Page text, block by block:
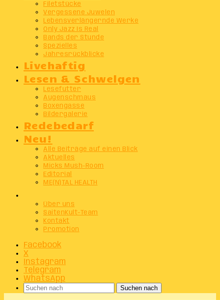
Filetstücke
Vergessene Juwelen
Lebensverlängernde Werke
Only Jazz Is Real
Bands der Stunde
Spezielles
Jahresrückblicke
Livehaftig
Lesen & Schwelgen
Lesefutter
Augenschmaus
Boxengasse
Bildergalerie
Redebedarf
Neu!
Alle Beiträge auf einen Blick
Aktuelles
Micks Mush-Room
Editorial
ME(N)TAL HEALTH
Über uns
SaitenKult-Team
Kontakt
Promotion
Facebook
X
Instagram
Telegram
WhatsApp
Suchen nach